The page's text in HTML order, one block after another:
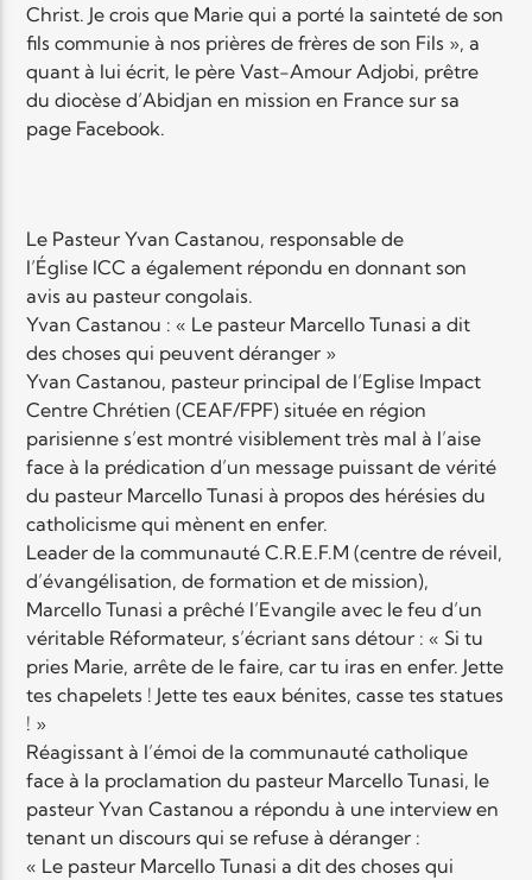
Christ. Je crois que Marie qui a porté la sainteté de son
fils communie à nos prières de frères de son Fils », a
quant à lui écrit, le père Vast-Amour Adjobi, prêtre
du diocèse d’Abidjan en mission en France sur sa
page Facebook.
Le Pasteur YvanCastanou, responsable de
l’Église ICC a également répondu en donnant son
avis au pasteur congolais.
Yvan Castanou : « Le pasteur Marcello Tunasi a dit
des choses qui peuvent déranger »
Yvan Castanou, pasteur principal de l’Eglise Impact
Centre Chrétien (CEAF/FPF) située en région
parisienne s’est montré visiblement très mal à l’aise
face à la prédication d’un message puissant de vérité
du pasteur Marcello Tunasi à propos des hérésies du
catholicisme qui mènent en enfer.
Leader de la communauté C.R.E.F.M (centre de réveil,
d’évangélisation, de formation et de mission),
Marcello Tunasi a prêché l’Evangile avec le feu d’un
véritable Réformateur, s’écriant sans détour : « Si tu
pries Marie, arrête de le faire, car tu iras en enfer. Jette
tes chapelets ! Jette tes eaux bénites, casse tes statues
! »
Réagissant à l’émoi de la communauté catholique
face à la proclamation du pasteur Marcello Tunasi, le
pasteur Yvan Castanou a répondu à une interview en
tenant un discours qui se refuse à déranger :
« Le pasteur Marcello Tunasi a dit des choses qui